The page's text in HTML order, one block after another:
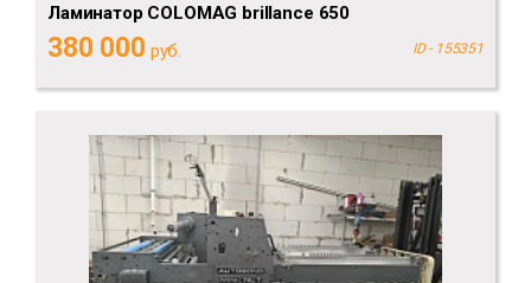
Ламинатор COLOMAG brillance 650
380 000 руб. ID - 155351